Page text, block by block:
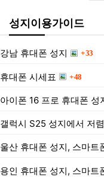
성지이용가이드
강남 휴대폰 성지 33
휴대폰 시세표 48
아이폰 16 프로 휴대폰
갤럭시 S25 성지에서 저
용인 휴대폰 성지, 스마트